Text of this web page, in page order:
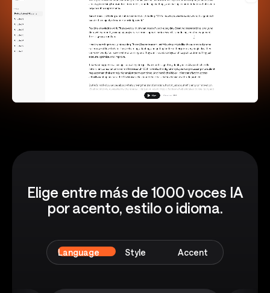
Elige entre más de 1000 voces IA
por acento, estilo o idioma.
Language Style Accent